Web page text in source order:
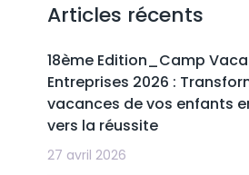
Articles récents
18ème Edition_Camp
Entreprises 2026 :
vacances de vos enfants
vers la réussite
27 avril 2026